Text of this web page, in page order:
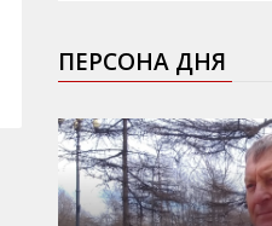
ПЕРСОНА ДНЯ